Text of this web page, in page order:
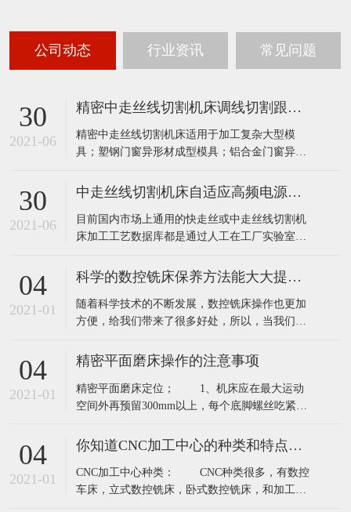
公司动态 行业资讯 常见问题
30
2021-06
精密中走丝线切割机床调线切割跟踪速度的调节原则
精密中走丝线切割机床适用于加工复杂大型模
具；塑钢门窗异形材成型模具；铝合金门窗异形
型模具；塑钢门窗机顶流道模具；斜齿轮及上下
异型体加工；控制系统任选：微机、工控机。精
密中走丝线切割机床多线切割是通过缠绕在主轴
上的金刚线高速往复运动，将半导体等硬脆材料
30
2021-06
中走丝线切割机床自适应高频电源系统
目前国内市场上通用的快走丝或中走丝线切割机
床加工工艺数据库都是通过人工在工厂实验室试
工过程是静态的，所以加工过程放电参数是不能
根据材料厚度变化而实时自动调节控制的。最终
影响加工件精度和切割面粗糙度。​中走丝线切割
机床加工模具或零件时，一部分加工工件的厚
04
2021-01
科学的数控铣床保养方法能大大提高其使用寿命
随着科学技术的不断发展，数控铣床操作也更加
方便，给我们带来了很多好处，所以，当我们用
养，和每个季度，维护应每年进行，但是应该如
了解一下我们技术人员的讲解吧！ 一、月与季度
的维修保养： 1.检查各润滑油管要畅通无
04
2021-01
精密平面磨床操作的注意事项
精密平面磨床定位； 1、机床应在最大运动
空间外再预留300mm以上，每个底脚螺丝吃紧，
2、每三个月检察，调整工作台面水平，吃紧每个
底脚螺丝。 精密平面磨床砂轮； 1、所选砂
轮须能承受周转速2000m/min以上。 2、禁止
使用有破
04
2021-01
你知道CNC加工中心的种类和特点吗？
CNC加工中心种类： CNC种类很多，有数控
车床，立式数控铣床，卧式数控铣床，和加工中